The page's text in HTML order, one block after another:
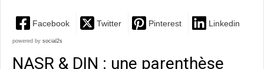
Facebook Twitter Pinterest Linkedin
powered by social2s
NASR & DIN : une parenthèse